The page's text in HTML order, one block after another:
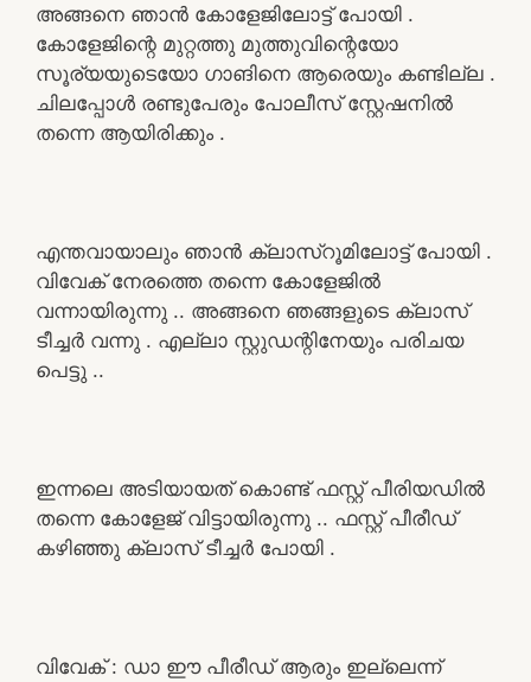
അങ്ങനെ ഞാൻ കോളേജിലോട്ട് പോയി .
കോളേജിന്റെ മുറ്റത്തു മുത്തുവിന്റെയോ
സൂര്യയുടെയോ ഗാങിനെ ആരെയും കണ്ടില്ല .
ചിലപ്പോൾ രണ്ടുപേരും പോലീസ് സ്റ്റേഷനിൽ
തന്നെ ആയിരിക്കും .
എന്തവായാലും ഞാൻ ക്ലാസ്റൂമിലോട്ട് പോയി .
വിവേക് നേരത്തെ തന്നെ കോളേജിൽ
വന്നായിരുന്നു .. അങ്ങനെ ഞങ്ങളുടെ ക്ലാസ്
ടീച്ചർ വന്നു . എല്ലാ സ്റ്റുഡന്റിനേയും പരിചയ
പെട്ടു ..
ഇന്നലെ അടിയായത് കൊണ്ട് ഫസ്റ്റ് പീരിയഡിൽ
തന്നെ കോളേജ് വിട്ടായിരുന്നു .. ഫസ്റ്റ് പീരീഡ്
കഴിഞ്ഞു ക്ലാസ് ടീച്ചർ പോയി .
വിവേക് : ഡാ ഈ പീരീഡ് ആരും ഇല്ലെന്ന്